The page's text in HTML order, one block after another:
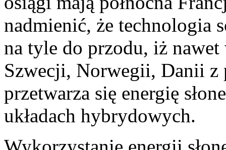
nadmienić, że technologia
na tyle do przodu, iż
Szwecji, Norwegii, Danii z
przetwarza się energię
układach hybrydowych.